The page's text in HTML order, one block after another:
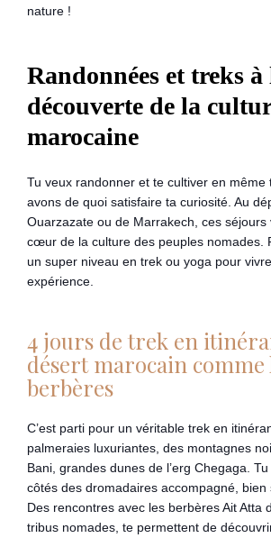
nature !
Randonnées et treks à
découverte de la
marocaine
Tu veux randonner et te cultiver en même
avons de quoi satisfaire ta curiosité. Au
Ouarzazate ou de Marrakech, ces séjours
cœur de la culture des peuples nomades.
un super niveau en trek ou yoga pour
expérience.
4 jours de trek en
désert marocain comme
berbères
C’est parti pour un véritable trek en
palmeraies luxuriantes, des montagnes
Bani, grandes dunes de l’erg Chegaga.
côtés des dromadaires accompagné, bien
Des rencontres avec les berbères Ait Atta
tribus nomades, te permettent de